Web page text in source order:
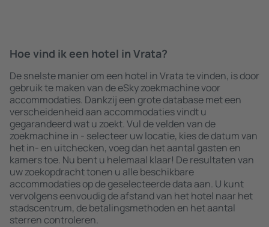
Hoe vind ik een hotel in Vrata?
De snelste manier om een hotel in Vrata te vinden, is door
gebruik te maken van de eSky zoekmachine voor
accommodaties. Dankzij een grote database met een
verscheidenheid aan accommodaties vindt u
gegarandeerd wat u zoekt. Vul de velden van de
zoekmachine in - selecteer uw locatie, kies de datum van
het in- en uitchecken, voeg dan het aantal gasten en
kamers toe. Nu bent u helemaal klaar! De resultaten van
uw zoekopdracht tonen u alle beschikbare
accommodaties op de geselecteerde data aan. U kunt
vervolgens eenvoudig de afstand van het hotel naar het
stadscentrum, de betalingsmethoden en het aantal
sterren controleren.